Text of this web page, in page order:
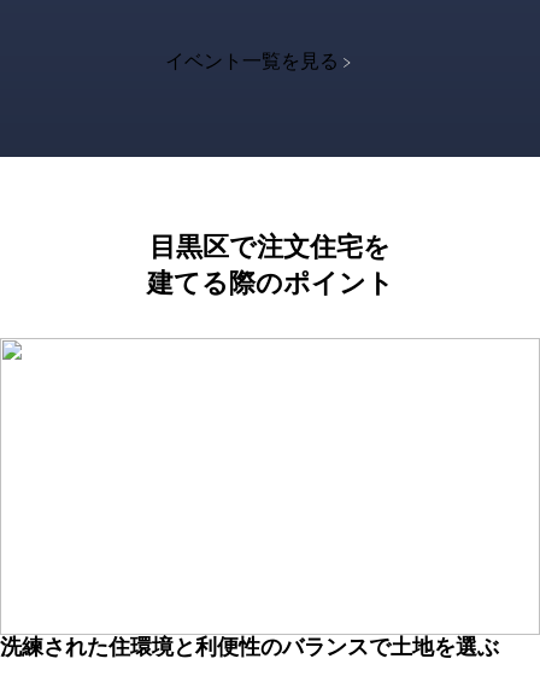
イベント一覧を見る
目黒区で注文住宅を
建てる際のポイント
洗練された住環境と利便性のバランスで土地を選ぶ